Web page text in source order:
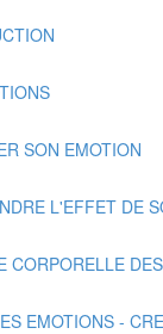
SON EMOTION
L'EFFET DE
CORPORELLE
EMOTIONS -